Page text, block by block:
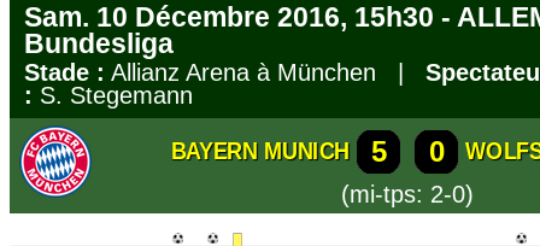
Sam. 10 Décembre 2016, 15h30 -
Bundesliga
Stade : Allianz Arena à München |
: S. Stegemann
BAYERN MUNICH 5 0
(mi-tps: 2-0)